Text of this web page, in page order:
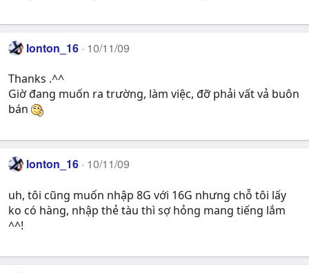
lonton_16 10/11/09
Thanks .^^
Giờ đang muốn ra trường, làm việc, đỡ phải vất vả buôn
bán
lonton_16 10/11/09
uh, tôi cũng muốn nhập 8G với 16G nhưng chỗ tôi lấy
ko có hàng, nhập thẻ tàu thì sợ hỏng mang tiếng lắm
^^!